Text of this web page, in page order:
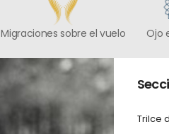
Migraciones sobre el vuelo Ojo
Trilce